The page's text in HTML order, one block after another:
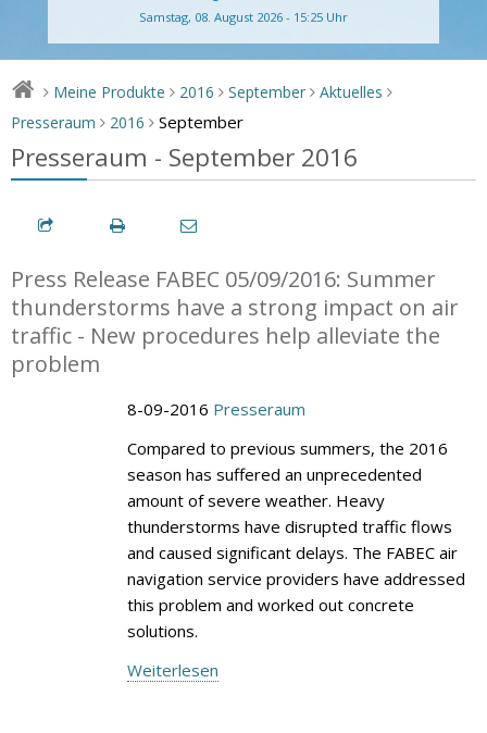
Samstag, 08. August 2026 - 15:25 Uhr
> Meine Produkte > 2016 > September > Aktuelles >
Presseraum > 2016 > September
Presseraum - September 2016
Press Release FABEC 05/09/2016: Summer
thunderstorms have a strong impact on air
traffic - New procedures help alleviate the
problem
8-09-2016 Presseraum
Compared to previous summers, the 2016
season has suffered an unprecedented
amount of severe weather. Heavy
thunderstorms have disrupted traffic flows
and caused significant delays. The FABEC air
navigation service providers have addressed
this problem and worked out concrete
solutions.
Weiterlesen